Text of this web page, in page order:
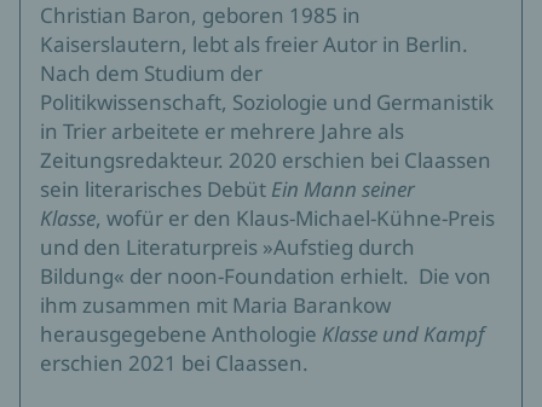
Christian Baron, geboren 1985 in
Kaiserslautern, lebt als freier Autor in Berlin.
Nach dem Studium der
Politikwissenschaft, Soziologie und Germanistik
in Trier arbeitete er mehrere Jahre als
Zeitungsredakteur. 2020 erschien bei Claassen
sein literarisches Debüt Ein Mann seiner
Klasse, wofür er den Klaus-Michael-Kühne-Preis
und den Literaturpreis »Aufstieg durch
Bildung« der noon-Foundation erhielt. Die von
ihm zusammen mit Maria Barankow
herausgegebene Anthologie Klasse und Kampf
erschien 2021 bei Claassen.